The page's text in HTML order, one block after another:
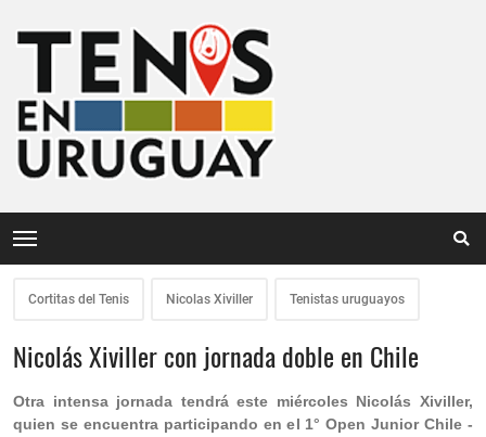
Cortitas del Tenis Nicolas Xiviller Tenistas uruguayos
Nicolás Xiviller con jornada doble en Chile
Otra intensa jornada tendrá este miércoles Nicolás Xiviller,
quien se encuentra participando en el 1° Open Junior Chile -